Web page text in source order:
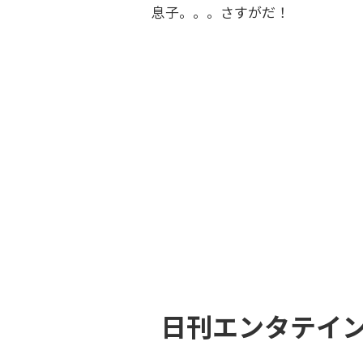
息子。。。さすがだ！
日刊エンタテイ